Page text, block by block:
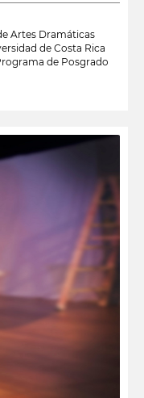
Artes Dramáticas
de Costa Rica
de Posgrado